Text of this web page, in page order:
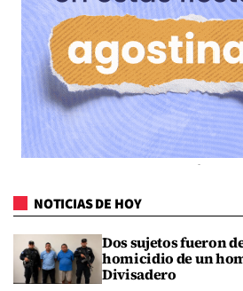
NOTICIAS DE HOY
Dos sujetos fueron
homicidio de un
Divisadero